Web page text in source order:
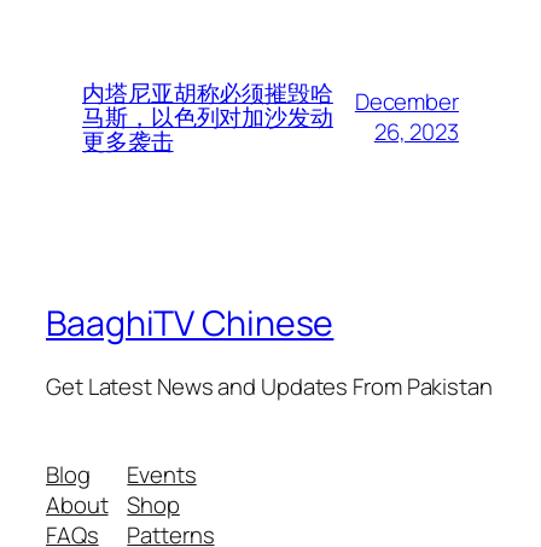
内塔尼亚胡称必须摧毁哈
马斯，以色列对加沙发动
更多袭击
December
26, 2023
BaaghiTV Chinese
Get Latest News and Updates From Pakistan
Blog
About
FAQs
Events
Shop
Patterns